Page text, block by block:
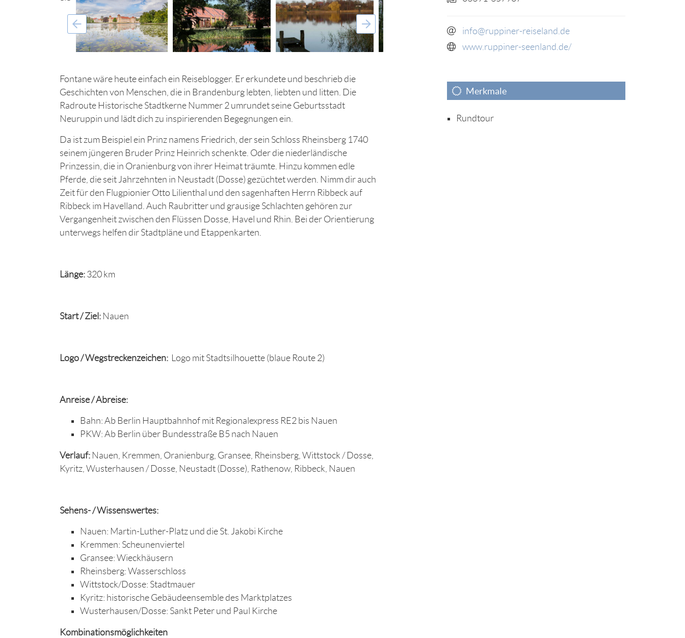
Fontane wäre heute einfach ein Reiseblogger. Er erkundete und beschrieb die
Geschichten von Menschen, die in Brandenburg lebten, liebten und litten. Die
Radroute Historische Stadtkerne Nummer 2 umrundet seine Geburtsstadt
Neuruppin und lädt dich zu inspirierenden Begegnungen ein.
Da ist zum Beispiel ein Prinz namens Friedrich, der sein Schloss Rheinsberg 1740
seinem jüngeren Bruder Prinz Heinrich schenkte. Oder die niederländische
Prinzessin, die in Oranienburg von ihrer Heimat träumte. Hinzu kommen edle
Pferde, die seit Jahrzehnten in Neustadt (Dosse) gezüchtet werden. Nimm dir auch
Zeit für den Flugpionier Otto Lilienthal und den sagenhaften Herrn Ribbeck auf
Ribbeck im Havelland. Auch Raubritter und grausige Schlachten gehören zur
Vergangenheit zwischen den Flüssen Dosse, Havel und Rhin. Bei der Orientierung
unterwegs helfen dir Stadtpläne und Etappenkarten.
Länge: 320 km
Start / Ziel: Nauen
Logo / Wegstreckenzeichen: Logo mit Stadtsilhouette (blaue Route 2)
Anreise / Abreise:
Bahn: Ab Berlin Hauptbahnhof mit Regionalexpress RE2 bis Nauen
PKW: Ab Berlin über Bundesstraße B5 nach Nauen
Verlauf: Nauen, Kremmen, Oranienburg, Gransee, Rheinsberg, Wittstock / Dosse,
Kyritz, Wusterhausen / Dosse, Neustadt (Dosse), Rathenow, Ribbeck, Nauen
Sehens- / Wissenswertes:
Nauen: Martin-Luther-Platz und die St. Jakobi Kirche
Kremmen: Scheunenviertel
Gransee: Wieckhäusern
Rheinsberg: Wasserschloss
Wittstock/Dosse: Stadtmauer
Kyritz: historische Gebäudeensemble des Marktplatzes
Wusterhausen/Dosse: Sankt Peter und Paul Kirche
Kombinationsmöglichkeiten
info@ruppiner-reiseland.de
www.ruppiner-seenland.de/
Merkmale
Rundtour